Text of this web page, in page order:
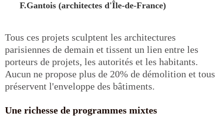
F.Gantois (architectes d'Île-de-France)
Tous ces projets sculptent les architectures
parisiennes de demain et tissent un lien entre les
porteurs de projets, les autorités et les habitants.
Aucun ne propose plus de 20% de démolition et tous
préservent l'enveloppe des bâtiments.
Une richesse de programmes mixtes